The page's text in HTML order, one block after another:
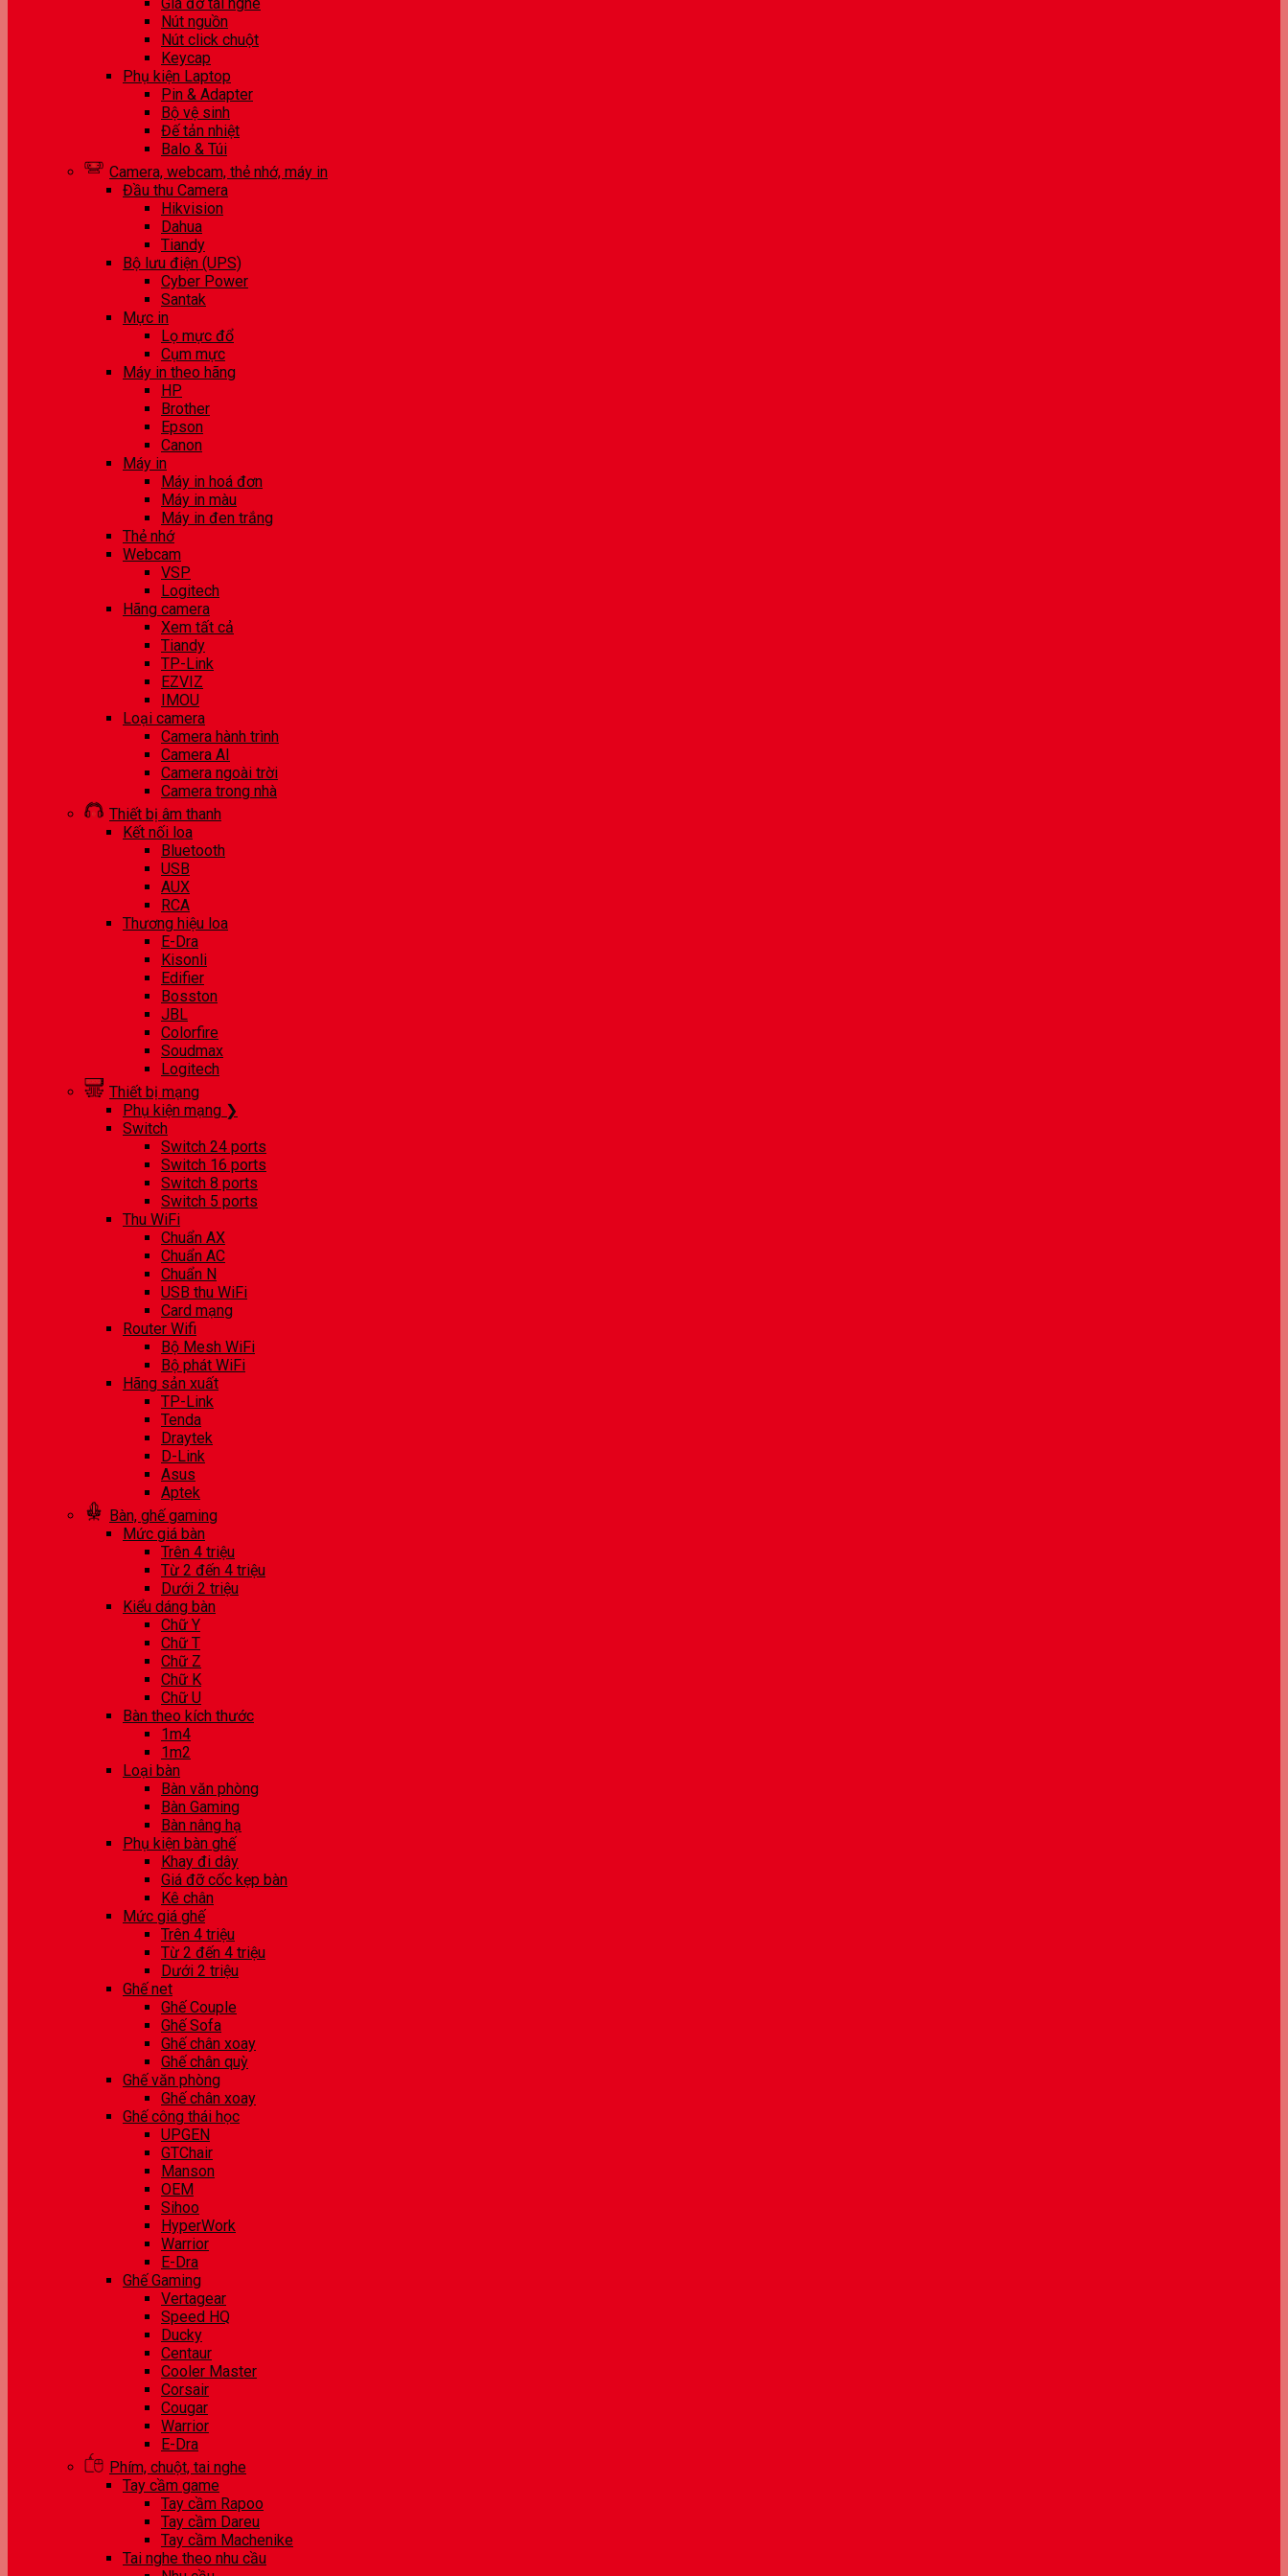
Nút nguồn
Nút click chuột
Keycap
Phụ kiện Laptop
Pin & Adapter
Bộ vệ sinh
Đế tản nhiệt
Balo & Túi
Camera, webcam, thẻ nhớ, máy in
Đầu thu Camera
Hikvision
Dahua
Tiandy
Bộ lưu điện (UPS)
Cyber Power
Santak
Mực in
Lọ mực đổ
Cụm mực
Máy in theo hãng
HP
Brother
Epson
Canon
Máy in
Máy in hoá đơn
Máy in màu
Máy in đen trắng
Thẻ nhớ
Webcam
VSP
Logitech
Hãng camera
Xem tất cả
Tiandy
TP-Link
EZVIZ
IMOU
Loại camera
Camera hành trình
Camera AI
Camera ngoài trời
Camera trong nhà
Thiết bị âm thanh
Kết nối loa
Bluetooth
USB
AUX
RCA
Thương hiệu loa
E-Dra
Kisonli
Edifier
Bosston
JBL
Colorfire
Soudmax
Logitech
Thiết bị mạng
Phụ kiện mạng ❯
Switch
Switch 24 ports
Switch 16 ports
Switch 8 ports
Switch 5 ports
Thu WiFi
Chuẩn AX
Chuẩn AC
Chuẩn N
USB thu WiFi
Card mạng
Router Wifi
Bộ Mesh WiFi
Bộ phát WiFi
Hãng sản xuất
TP-Link
Tenda
Draytek
D-Link
Asus
Aptek
Bàn, ghế gaming
Mức giá bàn
Trên 4 triệu
Từ 2 đến 4 triệu
Dưới 2 triệu
Kiểu dáng bàn
Chữ Y
Chữ T
Chữ Z
Chữ K
Chữ U
Bàn theo kích thước
1m4
1m2
Loại bàn
Bàn văn phòng
Bàn Gaming
Bàn nâng hạ
Phụ kiện bàn ghế
Khay đi dây
Giá đỡ cốc kẹp bàn
Kê chân
Mức giá ghế
Trên 4 triệu
Từ 2 đến 4 triệu
Dưới 2 triệu
Ghế net
Ghế Couple
Ghế Sofa
Ghế chân xoay
Ghế chân quỳ
Ghế văn phòng
Ghế chân xoay
Ghế công thái học
UPGEN
GTChair
Manson
OEM
Sihoo
HyperWork
Warrior
E-Dra
Ghế Gaming
Vertagear
Speed HQ
Ducky
Centaur
Cooler Master
Corsair
Cougar
Warrior
E-Dra
Phím, chuột, tai nghe
Tay cầm game
Tay cầm Rapoo
Tay cầm Dareu
Tay cầm Machenike
Tai nghe theo nhu cầu